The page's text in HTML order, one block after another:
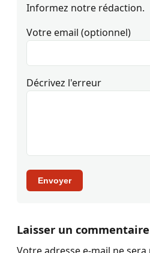
Informez notre rédaction.
Votre email (optionnel)
Décrivez l'erreur
Envoyer
Laisser un commentaire
Votre adresse e-mail ne sera